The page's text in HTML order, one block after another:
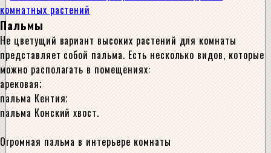
Пальмы
Не цветущий вариант высоких растений для комнаты
представляет собой пальма. Есть несколько видов, которые
можно располагать в помещениях:
арековая;
пальма Кентия;
пальма Конский хвост.
Огромная пальма в интерьере комнаты